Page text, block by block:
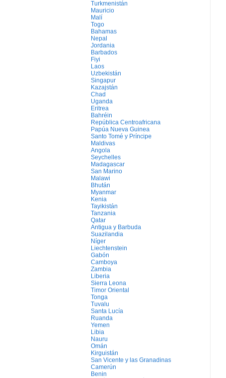
Turkmenistán
Mauricio
Malí
Togo
Bahamas
Nepal
Jordania
Barbados
Fiyi
Laos
Uzbekistán
Singapur
Kazajstán
Chad
Uganda
Eritrea
Bahréin
República Centroafricana
Papúa Nueva Guinea
Santo Tomé y Príncipe
Maldivas
Angola
Seychelles
Madagascar
San Marino
Malawi
Bhután
Myanmar
Kenia
Tayikistán
Tanzania
Qatar
Antigua y Barbuda
Suazilandia
Níger
Liechtenstein
Gabón
Camboya
Zambia
Liberia
Sierra Leona
Timor Oriental
Tonga
Tuvalu
Santa Lucía
Ruanda
Yemen
Libia
Nauru
Omán
Kirguistán
San Vicente y las Granadinas
Camerún
Benin